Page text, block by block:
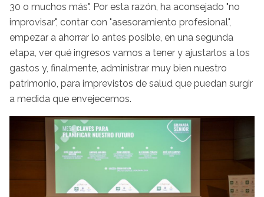
30 o muchos más". Por esta razón, ha aconsejado "no
improvisar", contar con "asesoramiento profesional",
empezar a ahorrar lo antes posible, en una segunda
etapa, ver qué ingresos vamos a tener y ajustarlos a los
gastos y, finalmente, administrar muy bien nuestro
patrimonio, para imprevistos de salud que puedan surgir
a medida que envejecemos.